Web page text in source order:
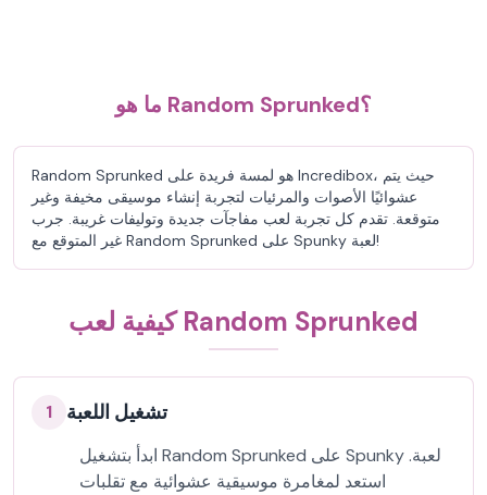
ما هو Random Sprunked؟
Random Sprunked هو لمسة فريدة على Incredibox، حيث يتم
عشوائيًا الأصوات والمرئيات لتجربة إنشاء موسيقى مخيفة وغير
متوقعة. تقدم كل تجربة لعب مفاجآت جديدة وتوليفات غريبة. جرب
غير المتوقع مع Random Sprunked على Spunky لعبة!
كيفية لعب Random Sprunked
1 تشغيل اللعبة
ابدأ بتشغيل Random Sprunked على Spunky لعبة.
استعد لمغامرة موسيقية عشوائية مع تقلبات